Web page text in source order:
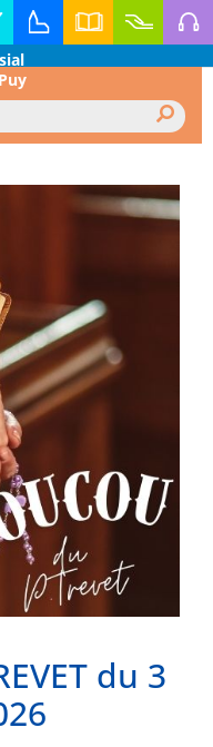
Horaire
des
messes
Annuaire
diocésain
Faire
un
du 3